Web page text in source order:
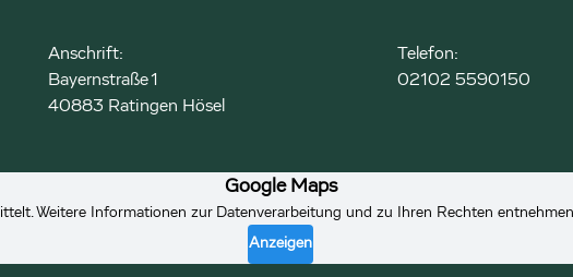
Anschrift:
Bayernstraße 1
40883 Ratingen Hösel
Telefon:
02102 5590150